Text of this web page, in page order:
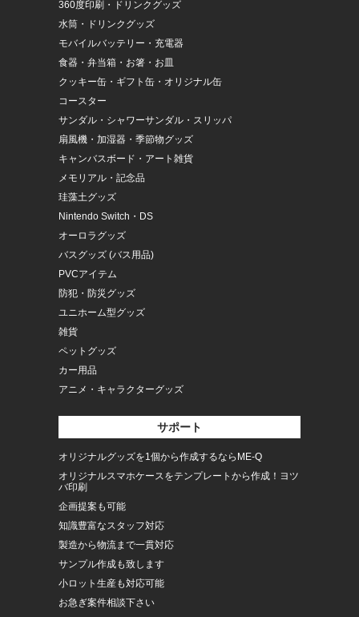
360度印刷・ドリンクグッズ
水筒・ドリンクグッズ
モバイルバッテリー・充電器
食器・弁当箱・お箸・お皿
クッキー缶・ギフト缶・オリジナル缶
コースター
サンダル・シャワーサンダル・スリッパ
扇風機・加湿器・季節物グッズ
キャンバスボード・アート雑貨
メモリアル・記念品
珪藻土グッズ
Nintendo Switch・DS
オーロラグッズ
バスグッズ (バス用品)
PVCアイテム
防犯・防災グッズ
ユニホーム型グッズ
雑貨
ペットグッズ
カー用品
アニメ・キャラクターグッズ
サポート
オリジナルグッズを1個から作成するならME-Q
オリジナルスマホケースをテンプレートから作成！ヨツ
バ印刷
企画提案も可能
知識豊富なスタッフ対応
製造から物流まで一貫対応
サンプル作成も致します
小ロット生産も対応可能
お急ぎ案件相談下さい